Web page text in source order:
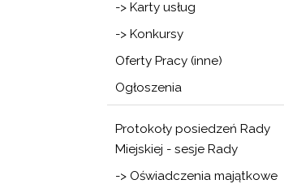
-> Karty usług
-> Konkursy
Oferty Pracy (inne)
Ogłoszenia
Protokoły posiedzeń Rady
Miejskiej - sesje Rady
-> Oświadczenia majątkowe